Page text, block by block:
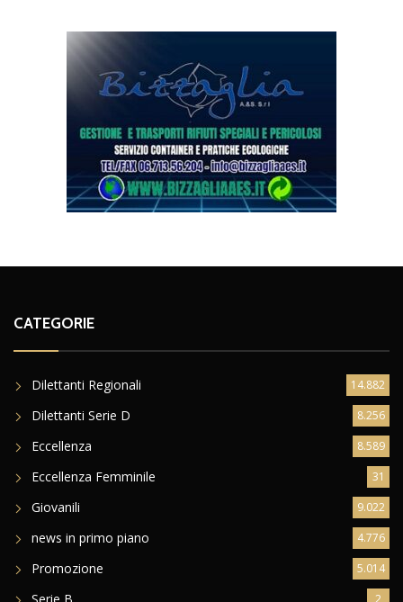
CATEGORIE
Dilettanti Regionali 14.882
Dilettanti Serie D 8.256
Eccellenza 8.589
Eccellenza Femminile 31
Giovanili 9.022
news in primo piano 4.776
Promozione 5.014